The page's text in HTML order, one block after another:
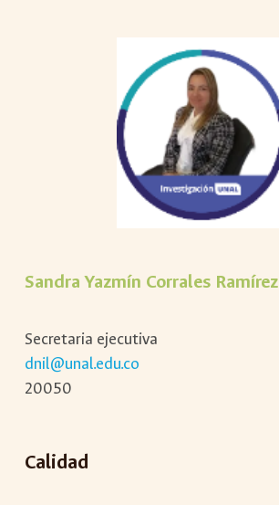
Sandra Yazmín Corrales Ramírez
Secretaria ejecutiva
dnil@unal.edu.co
20050
Calidad